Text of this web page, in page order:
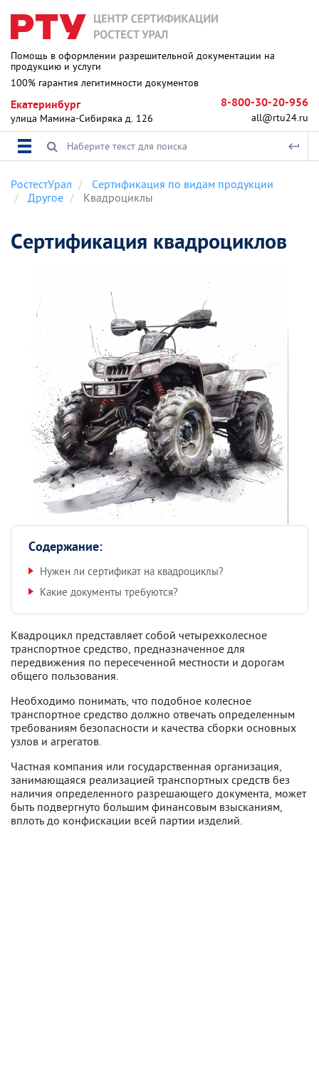
Помощь в оформлении разрешительной документации на
продукцию и услуги
100% гарантия легитимности документов
Екатеринбург
улица Мамина-Сибиряка д. 126
8-800-30-20-956
all@rtu24.ru
РостестУрал
Сертификация по видам продукции
Другое
Квадроциклы
Сертификация квадроциклов
Содержание:
Нужен ли сертификат на квадроциклы?
Какие документы требуются?
Квадроцикл представляет собой четырехколесное
транспортное средство, предназначенное для
передвижения по пересеченной местности и дорогам
общего пользования.
Необходимо понимать, что подобное колесное
транспортное средство должно отвечать определенным
требованиям безопасности и качества сборки основных
узлов и агрегатов.
Частная компания или государственная организация,
занимающаяся реализацией транспортных средств без
наличия определенного разрешающего документа, может
быть подвергнуто большим финансовым взысканиям,
вплоть до конфискации всей партии изделий.